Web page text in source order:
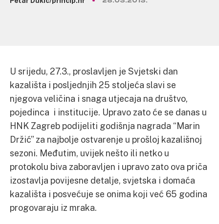
U srijedu, 27.3., proslavljen je Svjetski dan
kazališta i posljednjih 25 stoljeća slavi se
njegova veličina i snaga utjecaja na društvo,
pojedinca i institucije. Upravo zato će se danas u
HNK Zagreb podijeliti godišnja nagrada “Marin
Držić” za najbolje ostvarenje u prošloj kazališnoj
sezoni. Međutim, uvijek nešto ili netko u
protokolu biva zaboravljen i upravo zato ova priča
izostavlja povijesne detalje, svjetska i domaća
kazališta i posvećuje se onima koji već 65 godina
progovaraju iz mraka.